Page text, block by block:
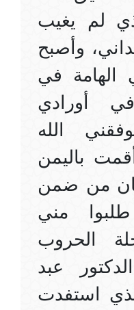
لم يغيب
وأصبح
في
أورادي
الله
باليمن
كان من ضمن
مني
الحروب
عبد
استفدت